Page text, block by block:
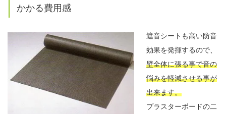
かかる費用感
遮音シートも高い防音
効果を発揮するので、
壁全体に張る事で音の
悩みを軽減させる事が
出来ます。
プラスターボードの二